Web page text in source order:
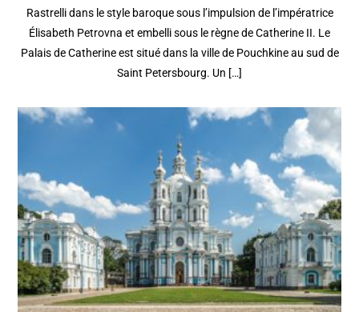
Rastrelli dans le style baroque sous l’impulsion de l’impératrice
Élisabeth Petrovna et embelli sous le règne de Catherine II. Le
Palais de Catherine est situé dans la ville de Pouchkine au sud de
Saint Petersbourg. Un […]